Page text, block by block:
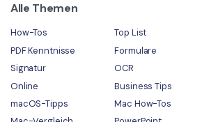
Alle Themen
How-Tos Top List
PDF Kenntnisse
Formulare
Signatur
OCR
Online
Business Tips
macOS-Tipps
Mac How-Tos